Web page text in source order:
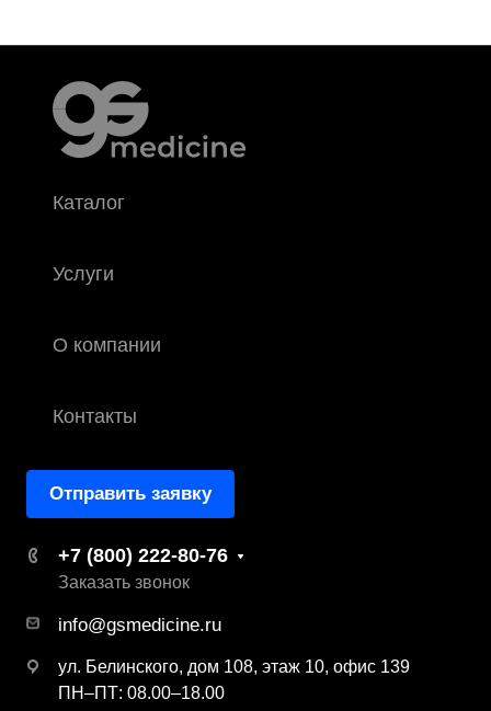
Каталог
Услуги
О компании
Контакты
Отправить заявку
+7 (800) 222-80-76
Заказать звонок
info@gsmedicine.ru
ул. Белинского, дом 108, этаж 10, офис 139
ПН–ПТ: 08.00–18.00